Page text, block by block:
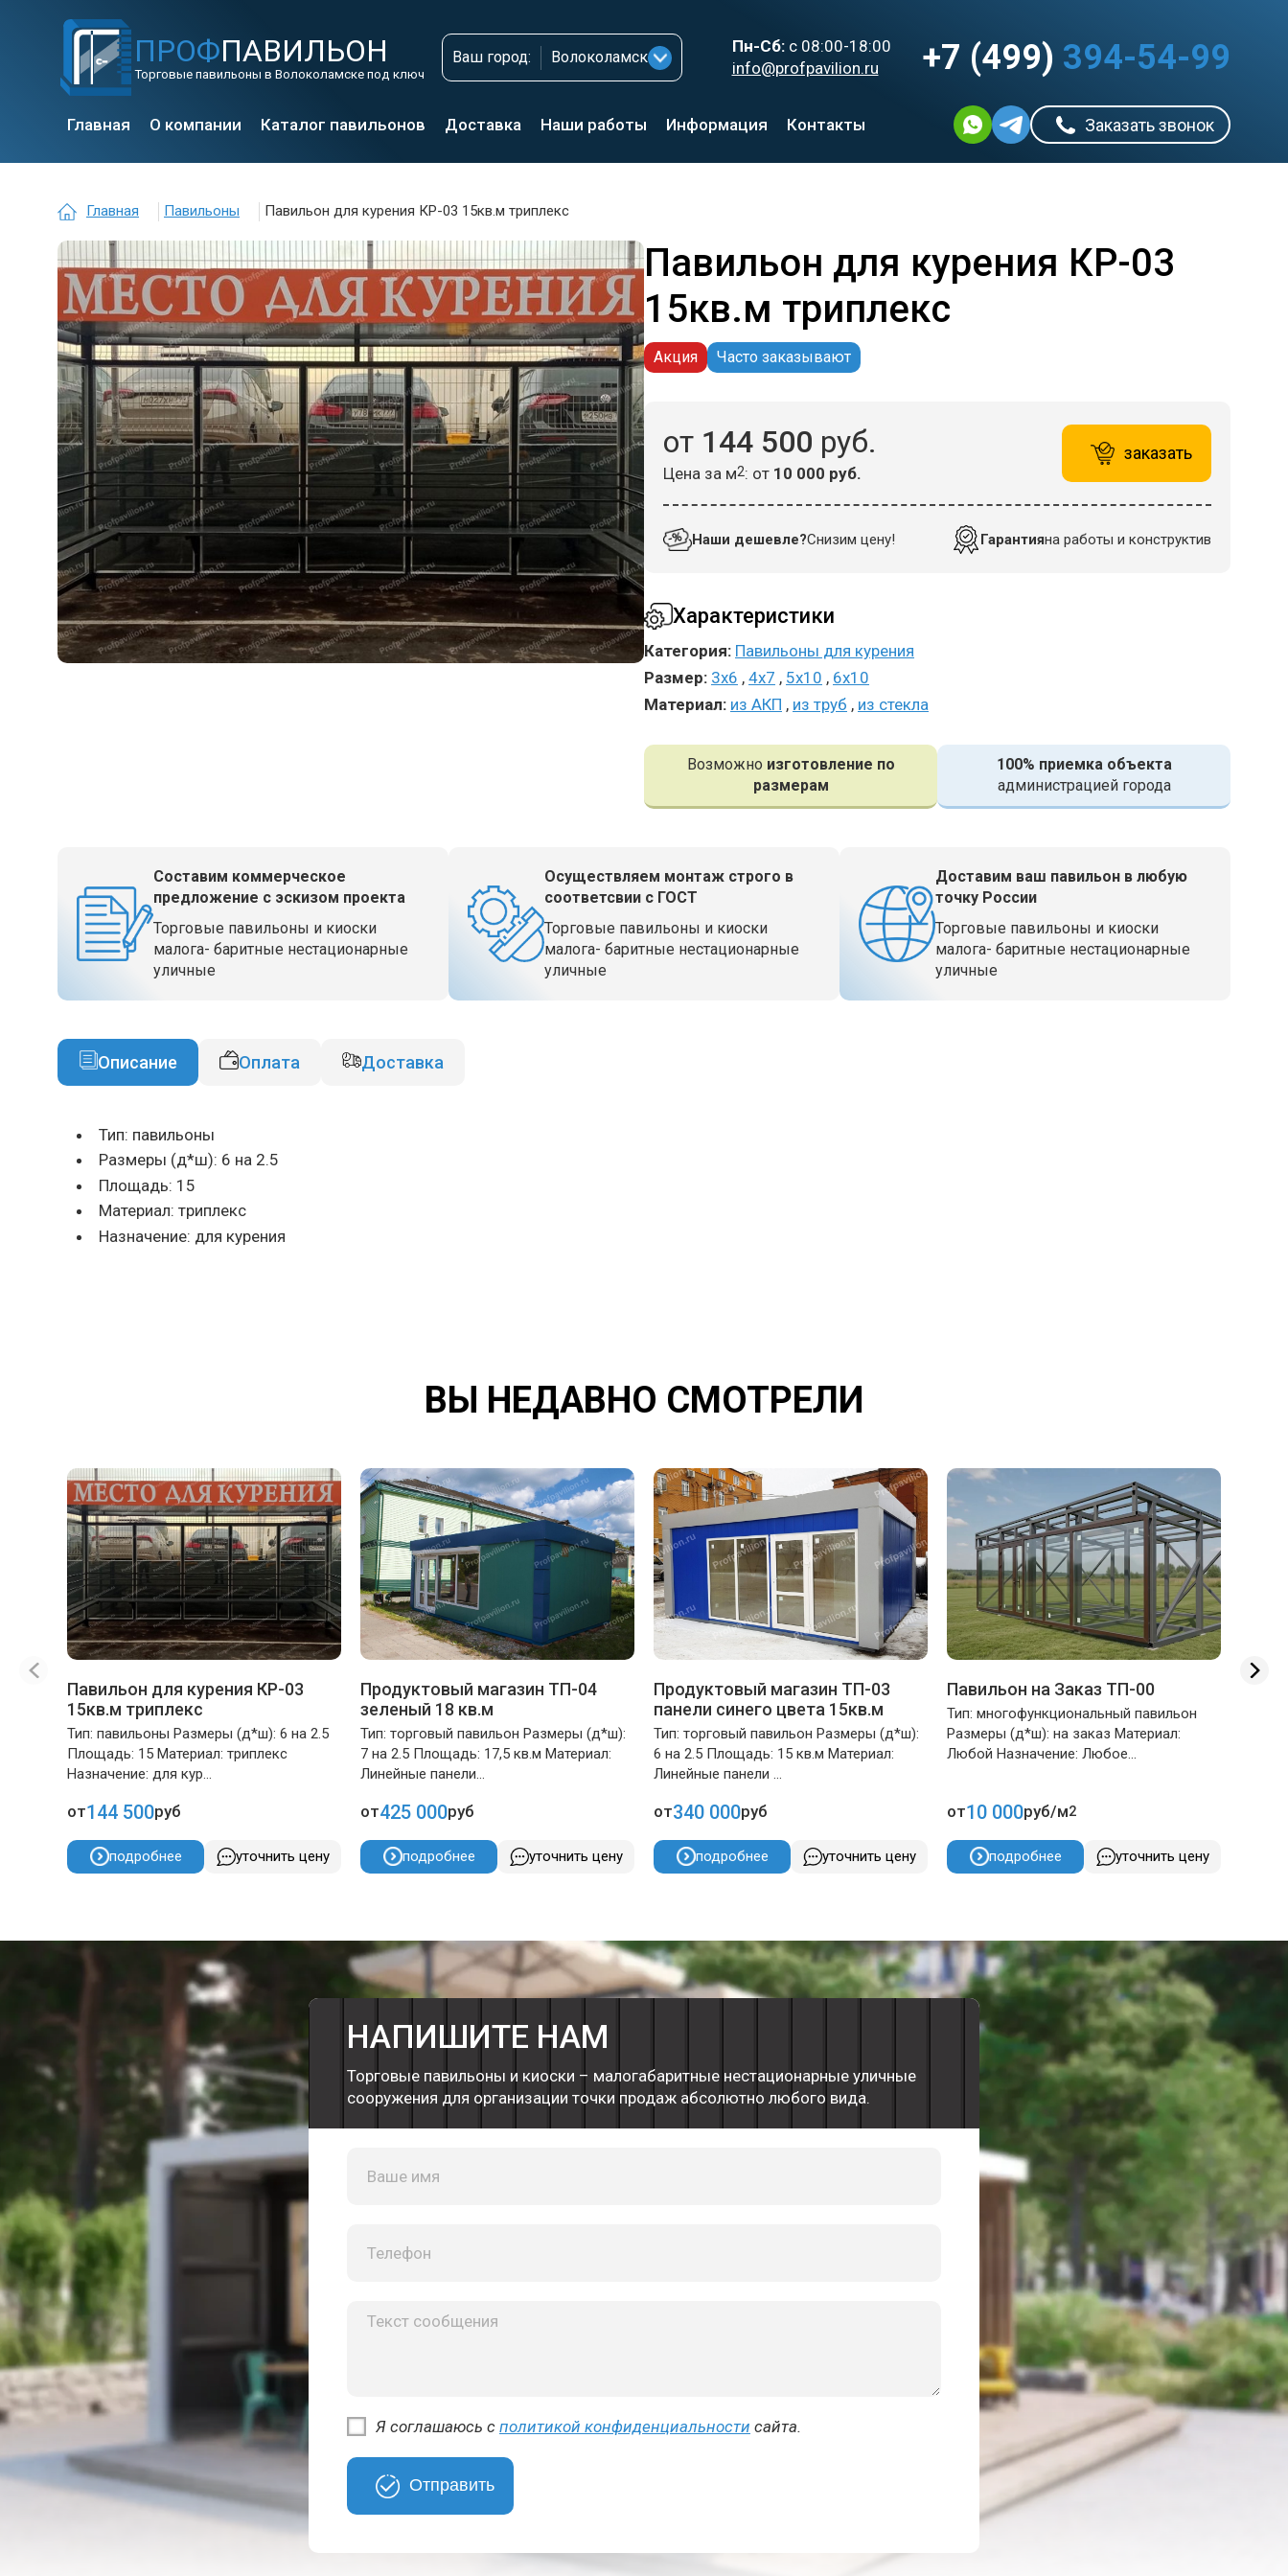
ПРОФПАВИЛЬОН
Торговые павильоны в Волоколамске под ключ
Ваш город: Волоколамск
Пн-Сб:с 08:00-18:00
info@profpavilion.ru
+7 (499) 394-54-99
Главная О компании Каталог павильонов Доставка Наши работы Информация Контакты Заказать звонок
Главная Павильоны Павильон для курения КР-03 15кв.м триплекс
Павильон для курения КР-03
15кв.м триплекс
Акция Часто заказывают
от 144 500 руб.
Цена за м2: от 10 000 руб.
заказать
Наши дешевле?Снизим цену! Гарантияна работы и конструктив
Характеристики
Категория: Павильоны для курения
Размер: 3x6 , 4x7 , 5x10 , 6x10
Материал: из АКП , из труб , из стекла
Возможно изготовление по
размерам
100% приемка объекта
администрацией города
Составим коммерческое
предложение с эскизом проекта
Торговые павильоны и киоски
малога- баритные нестационарные
уличные
Осуществляем монтаж строго в
соответсвии с ГОСТ
Торговые павильоны и киоски
малога- баритные нестационарные
уличные
Доставим ваш павильон в любую
точку России
Торговые павильоны и киоски
малога- баритные нестационарные
уличные
Описание Оплата Доставка
Тип: павильоны
Размеры (д*ш): 6 на 2.5
Площадь: 15
Материал: триплекс
Назначение: для курения
ВЫ НЕДАВНО СМОТРЕЛИ
Павильон для курения КР-03
15кв.м триплекс
Тип: павильоны Размеры (д*ш): 6 на 2.5
Площадь: 15 Материал: триплекс
Назначение: для кур...
от144 500руб
подробнее уточнить цену
Продуктовый магазин ТП-04
зеленый 18 кв.м
Тип: торговый павильон Размеры (д*ш):
7 на 2.5 Площадь: 17,5 кв.м Материал:
Линейные панели...
от425 000руб
подробнее уточнить цену
Продуктовый магазин ТП-03
панели синего цвета 15кв.м
Тип: торговый павильон Размеры (д*ш):
6 на 2.5 Площадь: 15 кв.м Материал:
Линейные панели ...
от340 000руб
подробнее уточнить цену
Павильон на Заказ ТП-00
Тип: многофункциональный павильон
Размеры (д*ш): на заказ Материал:
Любой Назначение: Любое...
от10 000руб/м2
подробнее уточнить цену
НАПИШИТЕ НАМ
Торговые павильоны и киоски – малогабаритные нестационарные уличные
сооружения для организации точки продаж абсолютно любого вида.
Я соглашаюсь с политикой кон­фи­ден­ци­аль­но­сти сайта.
Отправить